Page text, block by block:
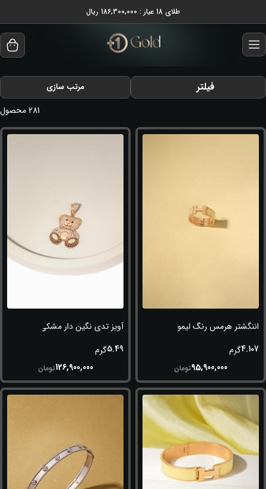
طلای 18 عیار : 186,300,000 ریال
فیلتر مرتب سازی
281محصول
اننگشتر هرمس رنگ لیمویی
4.107گرم
95,900,000تومان
آویز تدی نگین دار مشکی
5.49گرم
126,900,000تومان